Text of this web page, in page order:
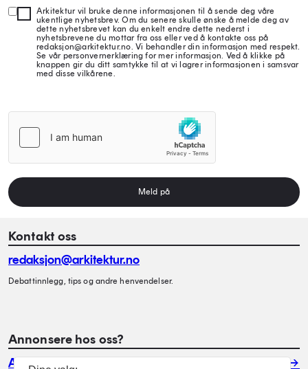
Arkitektur vil bruke denne informasjonen til å sende deg våre
ukentlige nyhetsbrev. Om du senere skulle ønske å melde deg av
dette nyhetsbrevet kan du enkelt endre dette nederst i
nyhetsbrevene du mottar fra oss eller ved å kontakte oss på
redaksjon@arkitektur.no. Vi behandler din informasjon med respekt.
Se vår personvernerklæring for mer informasjon. Ved å klikke på
knappen gir du ditt samtykke til at vi lagrer informasjonen i samsvar
med disse vilkårene.
Meld på
Kontakt oss
redaksjon@arkitektur.no
Debattinnlegg, tips og andre henvendelser.
Annonsere hos oss?
Annonser